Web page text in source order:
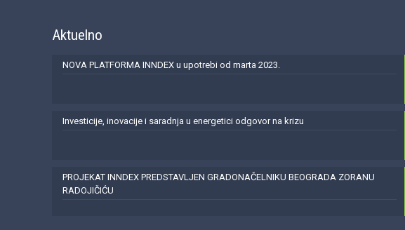
Aktuelno
NOVA PLATFORMA INNDEX u upotrebi od marta 2023.
Investicije, inovacije i saradnja u energetici odgovor na krizu
PROJEKAT INNDEX PREDSTAVLJEN GRADONAČELNIKU BEOGRADA ZORANU
RADOJIČIĆU